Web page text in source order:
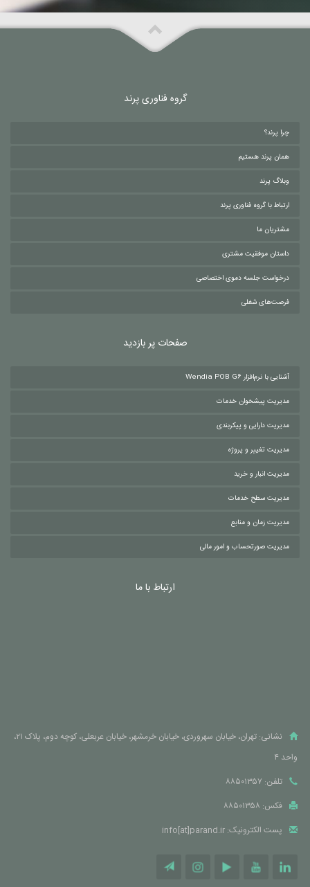
گروه فناوری پرند
چرا پرند؟
همان پرند هستیم
وبلاگ پرند
ارتباط با گروه فناوری پرند
مشتریان ما
داستان موفقیت مشتری
درخواست جلسه دموی اختصاصی
فرصت‌های شغلی
صفحات پر بازدید
آشنایی با نرم‌افزار Wendia POB G6
مدیریت پیشخوان خدمات
مدیریت دارایی و پیکربندی
مدیریت تغییر و پروژه
مدیریت انبار و خرید
مدیریت سطح خدمات
مدیریت زمان و منابع
مدیریت صورتحساب و امور مالی
ارتباط با ما
نشانی: تهران، خیابان سهروردی، خیابان خرمشهر، خیابان عربعلی، کوچه دوم، پلاک ۲۱،
واحد ۴
تلفن: ۸۸۵۰۱۳۵۷
فکس: ۸۸۵۰۱۳۵۸
پست الکترونیک: info[at]parand.ir